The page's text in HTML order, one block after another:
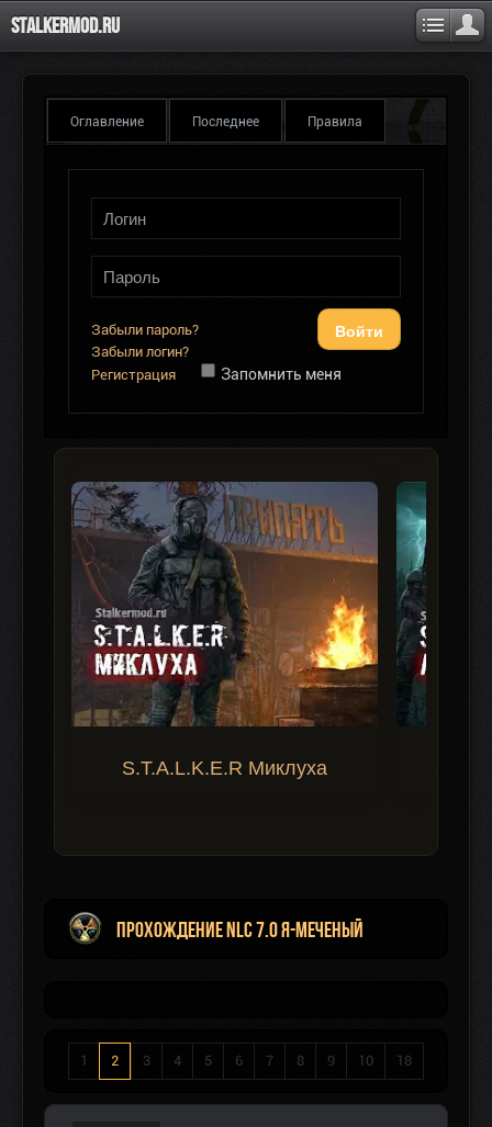
Stalkermod.ru
Оглавление Последнее Правила
Войти
Забыли пароль?
Забыли логин?
Регистрация
Запомнить меня
S.T.A.L.K.E.R Миклуха
Прохождение NLC 7.0 Я-Меченый
1 2 3 4 5 6 7 8 9 10 18